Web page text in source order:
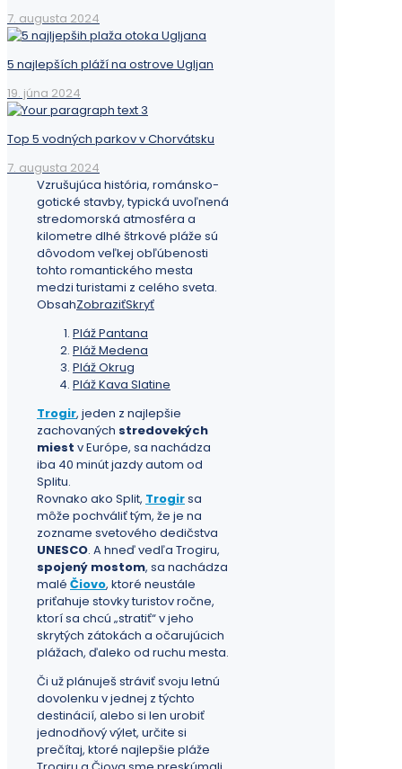
7. augusta 2024
5 najlepších pláží na ostrove Ugljan
19. júna 2024
Top 5 vodných parkov v Chorvátsku
7. augusta 2024
Vzrušujúca história, románsko-
gotické stavby, typická uvoľnená
stredomorská atmosféra a
kilometre dlhé štrkové pláže sú
dôvodom veľkej obľúbenosti
tohto romantického mesta
medzi turistami z celého sveta.
ObsahZobraziťSkryť
Pláž Pantana
Pláž Medena
Pláž Okrug
Pláž Kava Slatine
Trogir, jeden z najlepšie
zachovaných stredovekých
miest v Európe, sa nachádza
iba 40 minút jazdy autom od
Splitu.
Rovnako ako Split, Trogirsa
môže pochváliť tým, že je na
zozname svetového dedičstva
UNESCO. A hneď vedľa Trogiru,
spojený mostom, sa nachádza
malé Čiovo, ktoré neustále
priťahuje stovky turistov ročne,
ktorí sa chcú „stratiť“ v jeho
skrytých zátokách a očarujúcich
plážach, ďaleko od ruchu mesta.
Či už plánuješ stráviť svoju letnú
dovolenku v jednej z týchto
destinácií, alebo si len urobiť
jednodňový výlet, určite si
prečítaj, ktoré najlepšie pláže